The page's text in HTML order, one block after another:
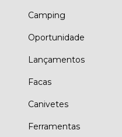
Camping
Oportunidade
Lançamentos
Facas
Canivetes
Ferramentas